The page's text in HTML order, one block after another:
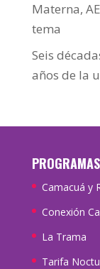
Materna,
tema
Seis
años de la
PROGRAMAS
Camacuá y
Conexión
La Trama
Tarifa